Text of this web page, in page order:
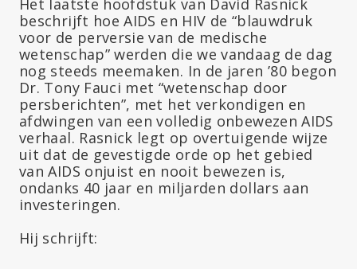
beschrijft hoe AIDS en HIV de “blauwdruk
voor de perversie van de medische
wetenschap” werden die we vandaag de dag
nog steeds meemaken. In de jaren ’80 begon
Dr. Tony Fauci met “wetenschap door
persberichten”, met het verkondigen en
afdwingen van een volledig onbewezen AIDS
verhaal. Rasnick legt op overtuigende wijze
uit dat de gevestigde orde op het gebied
van AIDS onjuist en nooit bewezen is,
ondanks 40 jaar en miljarden dollars aan
investeringen.
Hij schrijft: